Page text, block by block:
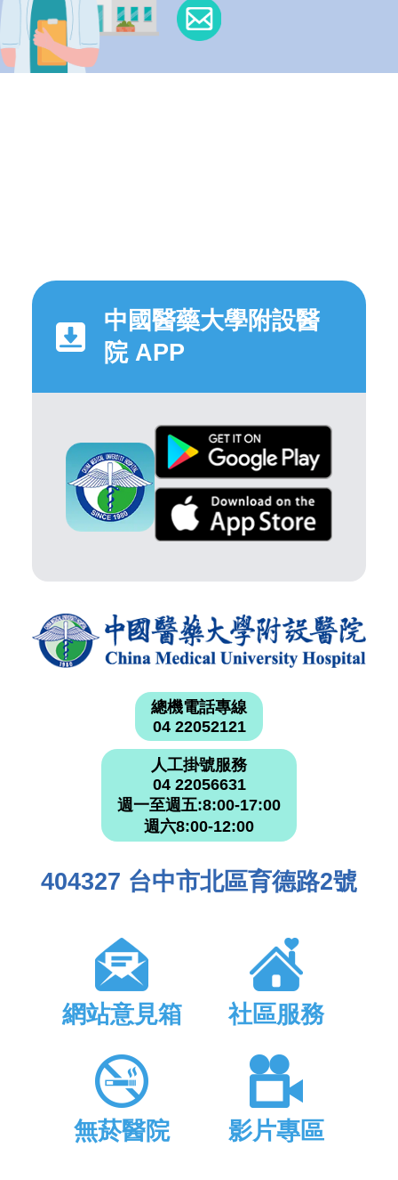
中國醫藥大學附設醫
院 APP
總機電話專線
04 22052121
人工掛號服務
04 22056631
週一至週五:8:00-17:00
週六8:00-12:00
404327 台中市北區育德路2號
網站意見箱 社區服務
無菸醫院 影片專區